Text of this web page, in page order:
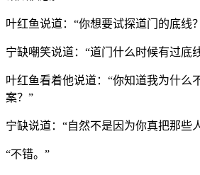
叶红鱼说道：“你想要试探道门的底线
宁缺嘲笑说道：“道门什么时候有过底
叶红鱼看着他说道：“你知道我为什么
案？”
宁缺说道：“自然不是因为你真把那些
“不错。”